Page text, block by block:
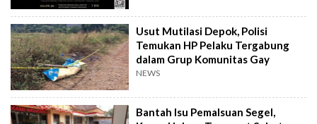
Usut Mutilasi Depok, Polisi
Temukan HP Pelaku Tergabung
dalam Grup Komunitas Gay
NEWS
Bantah Isu Pemalsuan Segel,